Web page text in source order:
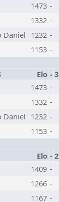
1473 -
1332 -
Daniel 1232 -
1153 -
Elo - 3
1473 -
1332 -
Daniel 1232 -
1153 -
Elo - 2
1409 -
1266 -
1167 -